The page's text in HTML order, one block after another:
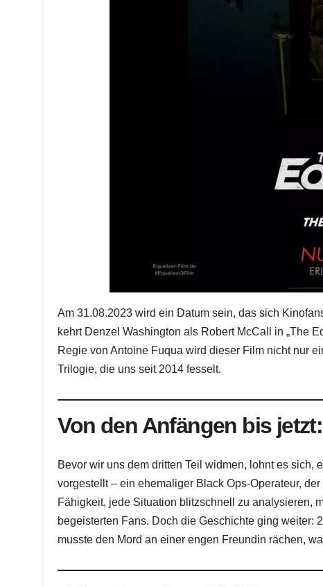
Am 31.08.2023 wird ein Datum sein, das sich
kehrt Denzel Washington als Robert McCall in „The
Regie von Antoine Fuqua wird dieser Film nicht nur
Trilogie, die uns seit 2014 fesselt.
Von den Anfängen bis
Bevor wir uns dem dritten Teil widmen, lohnt es sich,
vorgestellt – ein ehemaliger Black Ops-Operateur,
Fähigkeit, jede Situation blitzschnell zu analysieren,
begeisterten Fans. Doch die Geschichte ging weiter:
musste den Mord an einer engen Freundin rächen,